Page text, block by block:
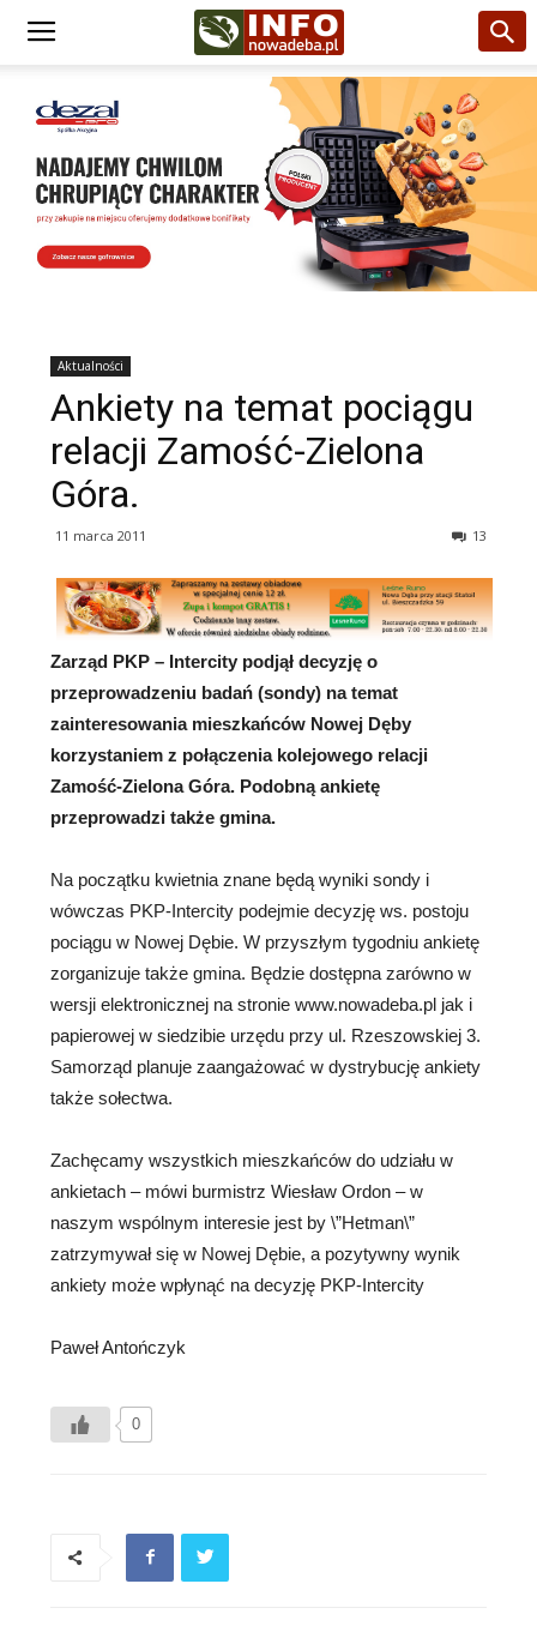
Aktualności
Ankiety na temat pociągu
relacji Zamość-Zielona
Góra.
11 marca 2011 13
Zarząd PKP – Intercity podjął decyzję o
przeprowadzeniu badań (sondy) na temat
zainteresowania mieszkańców Nowej Dęby
korzystaniem z połączeniakolejowego relacji
Zamość-Zielona Góra. Podobną ankietę
przeprowadzi także gmina.
Na początku kwietnia znane będą wyniki sondy i
wówczas PKP-Intercity podejmie decyzję ws. postoju
pociągu w Nowej Dębie. W przyszłym tygodniu ankietę
zorganizuje także gmina. Będzie dostępna zarówno w
wersji elektronicznej na stronie www.nowadeba.pl jak i
papierowej w siedzibie urzędu przy ul. Rzeszowskiej 3.
Samorząd planuje zaangażować w dystrybucję ankiety
także sołectwa.
Zachęcamy wszystkich mieszkańców do udziału w
ankietach – mówi burmistrz Wiesław Ordon – w
naszym wspólnym interesie jest by \”Hetman\”
zatrzymywał się w Nowej Dębie, a pozytywny wynik
ankiety może wpłynąć na decyzję PKP-Intercity
Paweł Antończyk
0